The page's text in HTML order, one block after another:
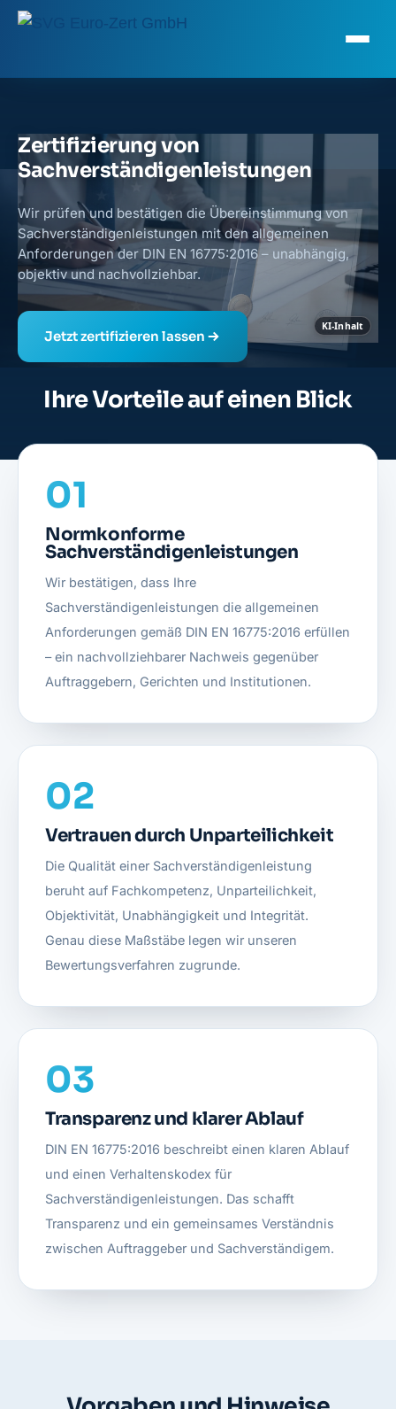
KI-Inhalt
Zertifizierung von
Sachverständigenleistungen
Wir prüfen und bestätigen die Übereinstimmung von
Sachverständigenleistungen mit den allgemeinen
Anforderungen der DIN EN 16775:2016– unabhängig,
objektiv und nachvollziehbar.
Jetzt zertifizieren lassen
Ihre Vorteile auf einen Blick
01
Normkonforme
Sachverständigenleistungen
Wir bestätigen, dass Ihre
Sachverständigenleistungen die allgemeinen
Anforderungen gemäß DIN EN 16775:2016 erfüllen
– ein nachvollziehbarer Nachweis gegenüber
Auftraggebern, Gerichten und Institutionen.
02
Vertrauen durch Unparteilichkeit
Die Qualität einer Sachverständigenleistung
beruht auf Fachkompetenz, Unparteilichkeit,
Objektivität, Unabhängigkeit und Integrität.
Genau diese Maßstäbe legen wir unseren
Bewertungsverfahren zugrunde.
03
Transparenz und klarer Ablauf
DIN EN 16775:2016 beschreibt einen klaren Ablauf
und einen Verhaltenskodex für
Sachverständigenleistungen. Das schafft
Transparenz und ein gemeinsames Verständnis
zwischen Auftraggeber und Sachverständigem.